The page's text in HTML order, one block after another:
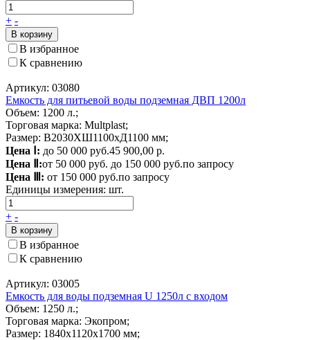
+ -
В корзину
В избранное
К сравнению
Артикул: 03080
Емкость для питьевой воды подземная ДВП 1200л
Объем: 1200 л.;
Торговая марка: Multplast;
Размер: В2030ХШ1100хД1100 мм;
Цена Ⅰ: до 50 000 руб.45 900,00 р.
Цена Ⅱ:от 50 000 руб. до 150 000 руб.по запросу
Цена Ⅲ: от 150 000 руб.по запросу
Единицы измерения: шт.
+ -
В корзину
В избранное
К сравнению
Артикул: 03005
Емкость для воды подземная U 1250л с входом
Объем: 1250 л.;
Торговая марка: Экопром;
Размер: 1840x1120x1700 мм;